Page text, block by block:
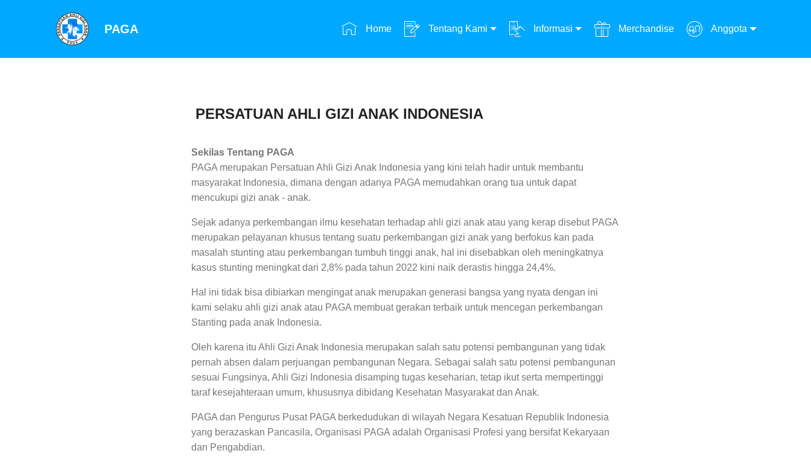
PAGA Home Tentang Kami Informasi Merchandise Anggota
PERSATUAN AHLI GIZI ANAK INDONESIA
Sekilas Tentang PAGA
PAGA merupakan Persatuan Ahli Gizi Anak Indonesia yang kini telah hadir untuk membantu
masyarakat Indonesia, dimana dengan adanya PAGA memudahkan orang tua untuk dapat
mencukupi gizi anak - anak.
Sejak adanya perkembangan ilmu kesehatan terhadap ahli gizi anak atau yang kerap disebut PAGA
merupakan pelayanan khusus tentang suatu perkembangan gizi anak yang berfokus kan pada
masalah stunting atau perkembangan tumbuh tinggi anak, hal ini disebabkan oleh meningkatnya
kasus stunting meningkat dari 2,8% pada tahun 2022 kini naik derastis hingga 24,4%.
Hal ini tidak bisa dibiarkan mengingat anak merupakan generasi bangsa yang nyata dengan ini
kami selaku ahli gizi anak atau PAGA membuat gerakan terbaik untuk mencegan perkembangan
Stanting pada anak Indonesia.
Oleh karena itu Ahli Gizi Anak Indonesia merupakan salah satu potensi pembangunan yang tidak
pernah absen dalam perjuangan pembangunan Negara. Sebagai salah satu potensi pembangunan
sesuai Fungsinya, Ahli Gizi Indonesia disamping tugas keseharian, tetap ikut serta mempertinggi
taraf kesejahteraan umum, khususnya dibidang Kesehatan Masyarakat dan Anak.
PAGA dan Pengurus Pusat PAGA berkedudukan di wilayah Negara Kesatuan Republik Indonesia
yang berazaskan Pancasila, Organisasi PAGA adalah Organisasi Profesi yang bersifat Kekaryaan
dan Pengabdian.